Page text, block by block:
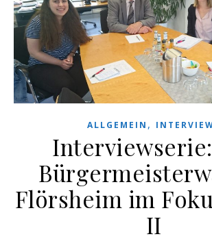
ALLGEMEIN ,
Flörsheim im
II